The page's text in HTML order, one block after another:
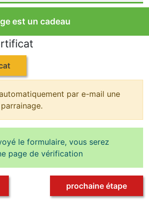
est un cadeau
par e-mail une
le formulaire, vous serez
page de vérification
prochaine étape